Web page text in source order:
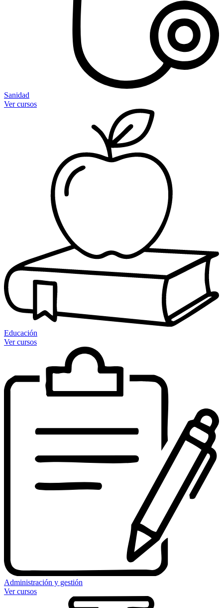
Sanidad
Ver cursos
Educación
Ver cursos
Administración y gestión
Ver cursos